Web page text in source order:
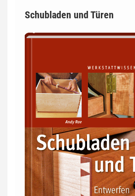
Schubladen und Türen